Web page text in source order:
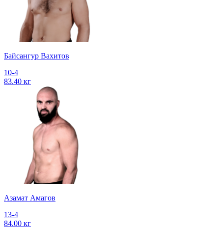
Байсангур Вахитов
10-4
83.40 кг
Азамат Амагов
13-4
84.00 кг